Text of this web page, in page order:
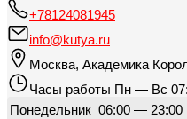
+78124081945
info@kutya.ru
Москва, Академика
Часы работы Пн — Вс
Понедельник 06:00 — 23:00